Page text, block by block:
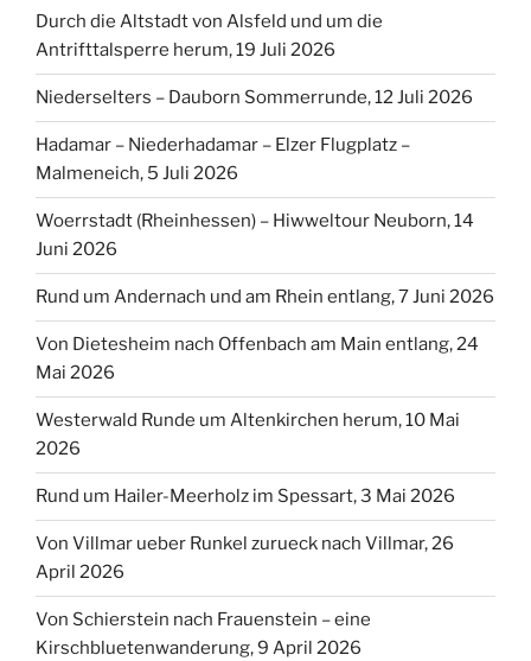
Durch die Altstadt von Alsfeld und um die
Antrifttalsperre herum, 19 Juli 2026
Niederselters – Dauborn Sommerrunde, 12 Juli 2026
Hadamar – Niederhadamar – Elzer Flugplatz –
Malmeneich, 5 Juli 2026
Woerrstadt (Rheinhessen) – Hiwweltour Neuborn, 14
Juni 2026
Rund um Andernach und am Rhein entlang, 7 Juni 2026
Von Dietesheim nach Offenbach am Main entlang, 24
Mai 2026
Westerwald Runde um Altenkirchen herum, 10 Mai
2026
Rund um Hailer-Meerholz im Spessart, 3 Mai 2026
Von Villmar ueber Runkel zurueck nach Villmar, 26
April 2026
Von Schierstein nach Frauenstein – eine
Kirschbluetenwanderung, 9 April 2026